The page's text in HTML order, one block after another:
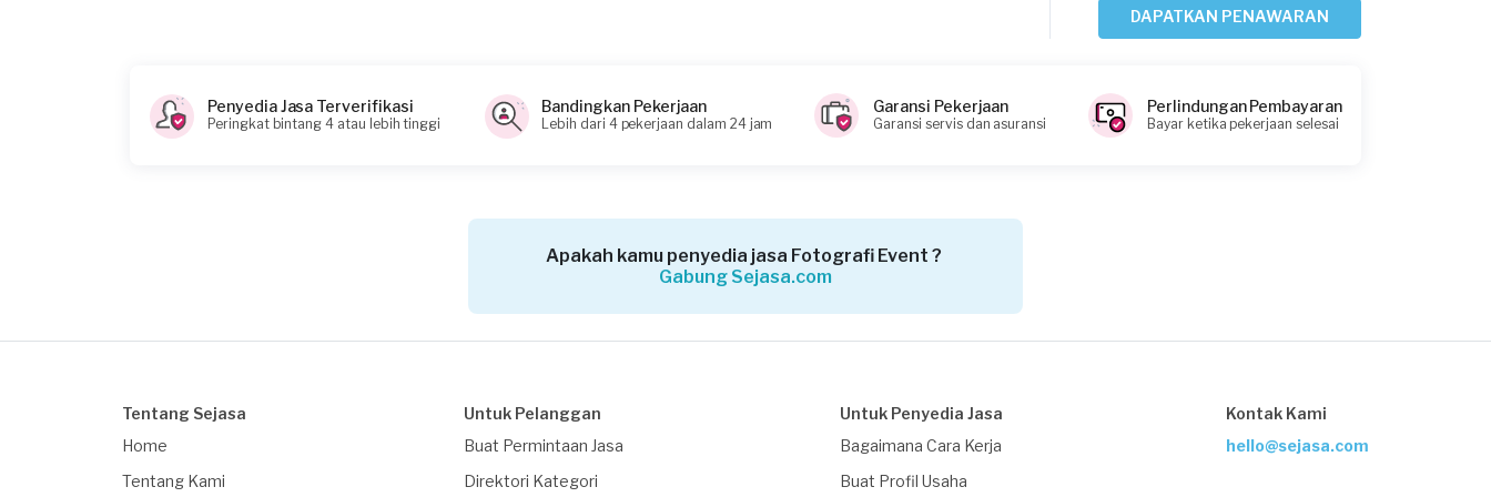
Kristin Andriana requested Fotografi
Sekitar 2 tahun yang lalu
Bekasi Kota, Jawa Barat
Request Fulfilled
Lebih dari 2 tahun yang lalu
Kurang dari Rp1.000.000
DAPATKAN PENAWARAN
Penyedia Jasa Terverifikasi
Peringkat bintang 4 atau lebih tinggi
Bandingkan Pekerjaan
Lebih dari 4 pekerjaan dalam 24 jam
Garansi Pekerjaan
Garansi servis dan asuransi
Perlindungan Pembayaran
Bayar ketika pekerjaan selesai
Apakah kamu penyedia jasa Fotografi Event ?
Gabung Sejasa.com
Tentang Sejasa
Home
Tentang Kami
Untuk Pelanggan
Buat Permintaan Jasa
Direktori Kategori
Untuk Penyedia Jasa
Bagaimana Cara Kerja
Buat Profil Usaha
Kontak Kami
hello@sejasa.com